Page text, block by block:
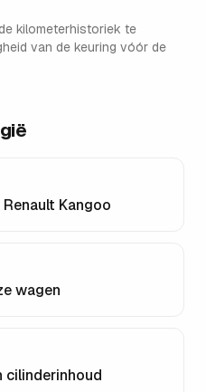
kilometerhistoriek te
van de keuring vóór de
Renault Kangoo
wagen
cilinderinhoud